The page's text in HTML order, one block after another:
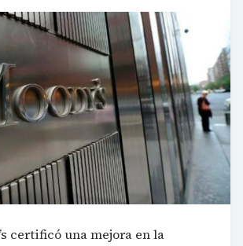
certificó una mejora en la